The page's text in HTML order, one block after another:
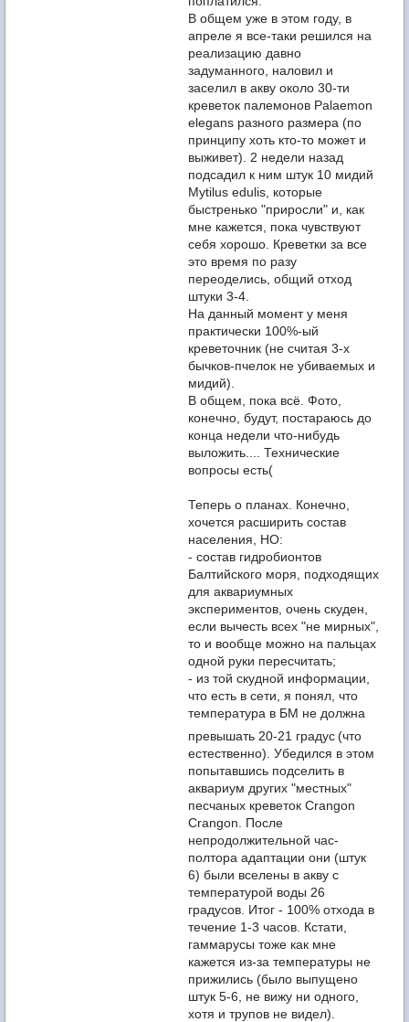
В общем уже в этом году, в
апреле я все-таки решился на
реализацию давно
задуманного, наловил и
заселил в акву около 30-ти
креветок палемонов Palaemon
elegans разного размера (по
принципу хоть кто-то может и
выживет). 2 недели назад
подсадил к ним штук 10 мидий
Mytilus edulis, которые
быстренько "приросли" и, как
мне кажется, пока чувствуют
себя хорошо. Креветки за все
это время по разу
переоделись, общий отход
штуки 3-4.
На данный момент у меня
практически 100%-ый
креветочник (не считая 3-х
бычков-пчелок не убиваемых и
мидий).
В общем, пока всё. Фото,
конечно, будут, постараюсь до
конца недели что-нибудь
выложить.... Технические
вопросы есть(
Теперь о планах. Конечно,
хочется расширить состав
населения, НО:
- состав гидробионтов
Балтийского моря, подходящих
для аквариумных
экспериментов, очень скуден,
если вычесть всех "не мирных",
то и вообще можно на пальцах
одной руки пересчитать;
- из той скудной информации,
что есть в сети, я понял, что
температура в БМ не должна
превышать 20-21 градус (что
естественно). Убедился в этом
попытавшись подселить в
аквариум других "местных"
песчаных креветок Crangon
Crangon. После
непродолжительной час-
полтора адаптации они (штук
6) были вселены в акву с
температурой воды 26
градусов. Итог - 100% отхода в
течение 1-3 часов. Кстати,
гаммарусы тоже как мне
кажется из-за температуры не
прижились (было выпущено
штук 5-6, не вижу ни одного,
хотя и трупов не видел).